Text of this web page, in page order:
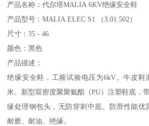
产品名称：代尔塔MALIA 6KV绝缘安全鞋
产品型号：MALIA ELEC S1 （3.01.502）
尺寸：35 - 46
颜色：黑色
产品描述：
绝缘安全鞋，工频试验电压为6kV。牛皮鞋
米。新型双密度聚聚氨酯（PU）注塑鞋底，
缘处理钢包头，无防穿刺中底。防滑性能优
耐磨、耐油、绝缘。